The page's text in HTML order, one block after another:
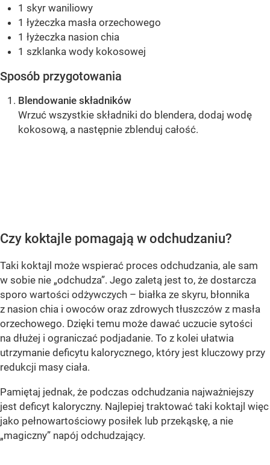
1 skyr waniliowy
1 łyżeczka masła orzechowego
1 łyżeczka nasion chia
1 szklanka wody kokosowej
Sposób przygotowania
Blendowanie składników
Wrzuć wszystkie składniki do blendera, dodaj wodę
kokosową, a następnie zblenduj całość.
Czy koktajle pomagają w odchudzaniu?
Taki koktajl może wspierać proces odchudzania, ale sam
w sobie nie „odchudza”. Jego zaletą jest to, że dostarcza
sporo wartości odżywczych – białka ze skyru, błonnika
z nasion chia i owoców oraz zdrowych tłuszczów z masła
orzechowego. Dzięki temu może dawać uczucie sytości
na dłużej i ograniczać podjadanie. To z kolei ułatwia
utrzymanie deficytu kalorycznego, który jest kluczowy przy
redukcji masy ciała.
Pamiętaj jednak, że podczas odchudzania najważniejszy
jest deficyt kaloryczny. Najlepiej traktować taki koktajl więc
jako pełnowartościowy posiłek lub przekąskę, a nie
„magiczny” napój odchudzający.